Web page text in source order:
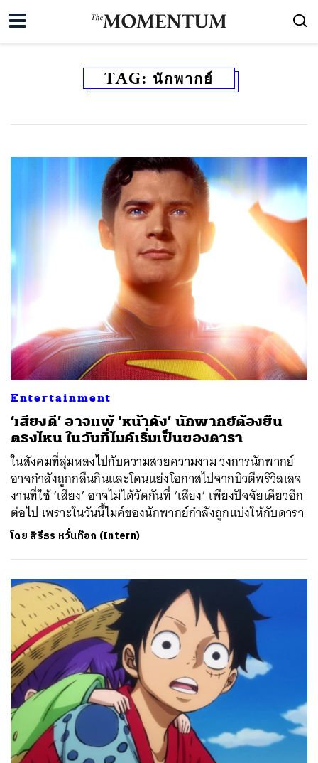
TAG: นักพากย์
Entertainment
‘เสียงดี’ อาจแพ้ ‘หน้าดัง’ นักพากย์ต้องยืน
ตรงไหน ในวันที่ไมค์เริ่มเป็นของดารา
ในสังคมที่ลุ่มหลงไปกับความสวยความงาม วงการนักพากย์
อาจกำลังถูกกลืนกินและโดนแย่งโอกาสไปจากบิวตีพริวิลเลจ
งานที่ใช้ ‘เสียง’ อาจไม่ได้วัดกันที่ ‘เสียง’ เพียงปัจจัยเดียวอีก
ต่อไป เพราะในวันนี้ไมค์ของนักพากย์กำลังถูกแบ่งให้กับดารา
โดย สิรีธร หวั่นท๊อก (Intern)